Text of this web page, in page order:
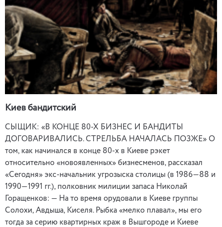
Киев бандитский
СЫЩИК: «В КОНЦЕ 80-Х БИЗНЕС И БАНДИТЫ
ДОГОВАРИВАЛИСЬ. СТРЕЛЬБА НАЧАЛАСЬ ПОЗЖЕ» О
том, как начинался в конце 80-х в Киеве рэкет
относительно «новоявленных» бизнесменов, рассказал
«Сегодня» экс-начальник угрозыска столицы (в 1986—88 и
1990—1991 гг.), полковник милиции запаса Николай
Горащенков: — На то время орудовали в Киеве группы
Солохи, Авдыша, Киселя. Рыбка «мелко плавал», мы его
тогда за серию квартирных краж в Вышгороде и Киеве